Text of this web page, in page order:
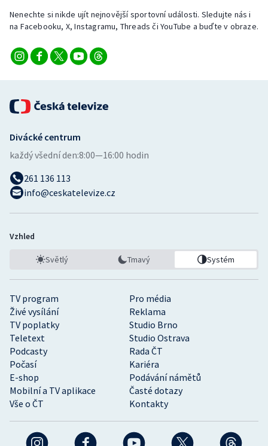
Nenechte si nikde ujít nejnovější sportovní události. Sledujte nás i
na Facebooku, X, Instagramu, Threads či YouTube a buďte v obraze.
TV program
Pro média
Živé vysílání
Reklama
TV poplatky
Studio Brno
Teletext
Studio Ostrava
Podcasty
Rada ČT
Počasí
Kariéra
E-shop
Podávání námětů
Mobilní a TV aplikace
Časté dotazy
Vše o ČT
Kontakty
Divácké centrum
každý všední den:8:00—16:00 hodin
261 136 113
info@ceskatelevize.cz
Vzhled
Světlý Tmavý Systém